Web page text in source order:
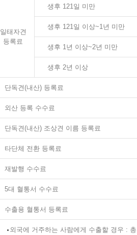
일태자견
등록료
생후 121일 미만
생후 121일 이상~1년 미만
생후 1년 이상~2년 미만
생후 2년 이상
단독견(내산) 등록료
외산 등록 수수료
단독견(내산) 조상견 이름 등록료
타단체 전환 등록료
재발행 수수료
5대 혈통서 수수료
수출용 혈통서 등록료
외국에 거주하는 사람에게 수출할 경우 :